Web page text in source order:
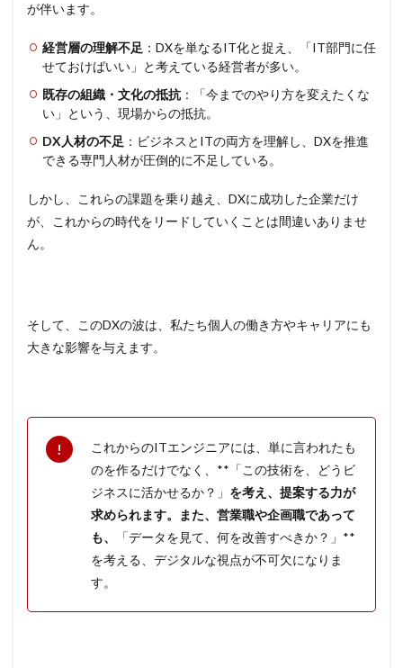
が伴います。
経営層の理解不足 ：DXを単なるIT化と捉え、「IT部門に任
せておけばいい」と考えている経営者が多い。
既存の組織・文化の抵抗：「今までのやり方を変えたくな
い」という、現場からの抵抗。
DX人材の不足 ：ビジネスとITの両方を理解し、DXを推進
できる専門人材が圧倒的に不足している。
しかし、これらの課題を乗り越え、DXに成功した企業だけ
が、これからの時代をリードしていくことは間違いありませ
ん。
そして、このDXの波は、私たち個人の働き方やキャリアにも
大きな影響を与えます。
これからのITエンジニアには、単に言われたも
のを作るだけでなく、**「この技術を、どうビ
ジネスに活かせるか？」 を考え、提案する力が
求められます。また、営業職や企画職であって
も、
「データを見て、何を改善すべきか？」**
を考える、デジタルな視点が不可欠になりま
す。